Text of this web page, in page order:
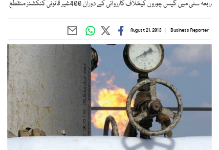
رابعہ سٹی میں گیس چوروں کیخلاف کارروائی کے دوران 400غیر قانونی کنکشنز منقطع
Business Reporter
August 21, 2013